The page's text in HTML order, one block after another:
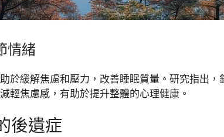
情緒
於緩解焦慮和壓力，改善睡眠質量。研究指出
輕焦慮感，有助於提升整體的心理健康。
後遺症